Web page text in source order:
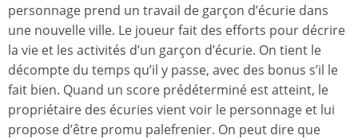
personnage prend un travail de garçon d’écurie dans
une nouvelle ville. Le joueur fait des efforts pour décrire
la vie et les activités d’un garçon d’écurie. On tient le
décompte du temps qu’il y passe, avec des bonus s’il le
fait bien. Quand un score prédéterminé est atteint, le
propriétaire des écuries vient voir le personnage et lui
propose d’être promu palefrenier. On peut dire que